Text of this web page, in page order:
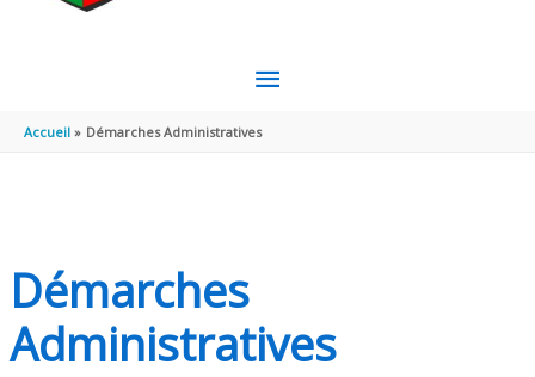
MENU
PRINCIPAL
Accueil Démarches Administratives
Démarches
Administratives